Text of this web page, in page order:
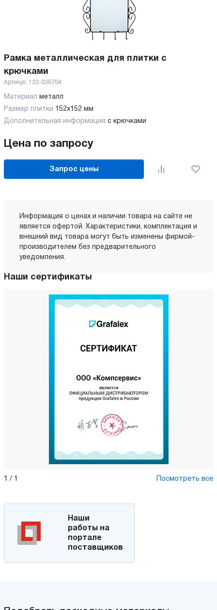
Рамка металлическая для плитки с
крючками
Артикул: 122-036704
Материал металл
Размер плитки 152х152 мм
Дополнительная информация с крючками
Цена по запросу
Запрос цены
Информация о ценах и наличии товара на сайте не
является офертой. Характеристики, комплектация и
внешний вид товара могут быть изменены фирмой-
производителем без предварительного
уведомления.
Наши сертификаты
1 / 1 Посмотреть все
Наши
работы на
портале
поставщиков